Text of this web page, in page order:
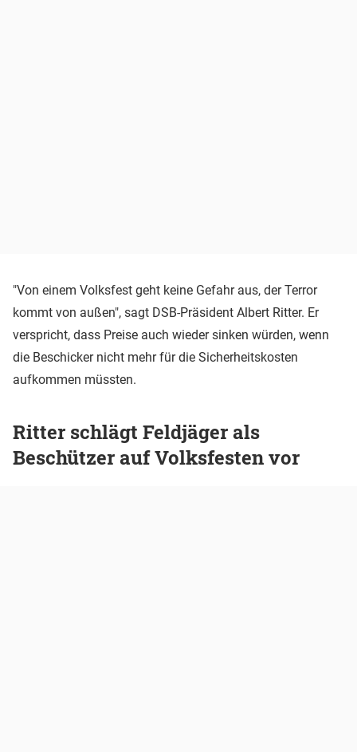
"Von einem Volksfest geht keine Gefahr aus, der Terror
kommt von außen", sagt DSB-Präsident Albert Ritter. Er
verspricht, dass Preise auch wieder sinken würden, wenn
die Beschicker nicht mehr für die Sicherheitskosten
aufkommen müssten.
Ritter schlägt Feldjäger als
Beschützer auf Volksfesten vor